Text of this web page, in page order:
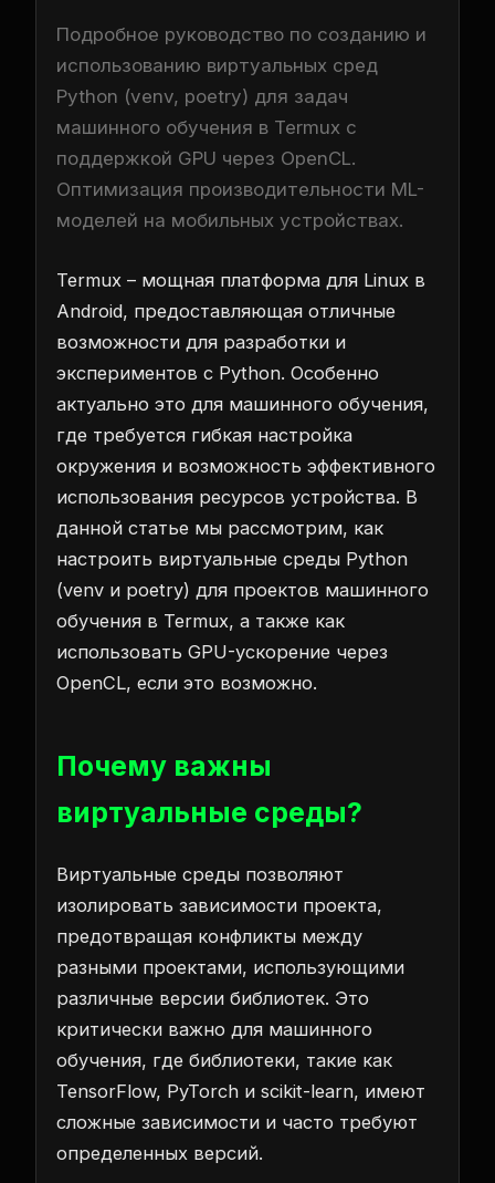
Подробное руководство по созданию и
использованию виртуальных сред
Python (venv, poetry) для задач
машинного обучения в Termux с
поддержкой GPU через OpenCL.
Оптимизация производительности ML-
моделей на мобильных устройствах.
Termux – мощная платформа для Linux в
Android, предоставляющая отличные
возможности для разработки и
экспериментов с Python. Особенно
актуально это для машинного обучения,
где требуется гибкая настройка
окружения и возможность эффективного
использования ресурсов устройства. В
данной статье мы рассмотрим, как
настроить виртуальные среды Python
(venv и poetry) для проектов машинного
обучения в Termux, а также как
использовать GPU-ускорение через
OpenCL, если это возможно.
Почему важны
виртуальные среды?
Виртуальные среды позволяют
изолировать зависимости проекта,
предотвращая конфликты между
разными проектами, использующими
различные версии библиотек. Это
критически важно для машинного
обучения, где библиотеки, такие как
TensorFlow, PyTorch и scikit-learn, имеют
сложные зависимости и часто требуют
определенных версий.